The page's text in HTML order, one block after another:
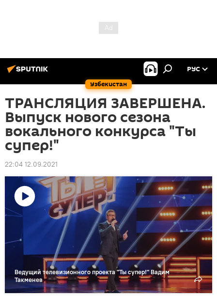
Узбекистан
РУС
ТРАНСЛЯЦИЯ ЗАВЕРШЕНА.
Выпуск нового сезона
вокального конкурса "Ты
супер!"
22:04 12.09.2021
Воспроизвести
Ведущий телевизионного проекта "Ты супер!" Вадим
Такменев